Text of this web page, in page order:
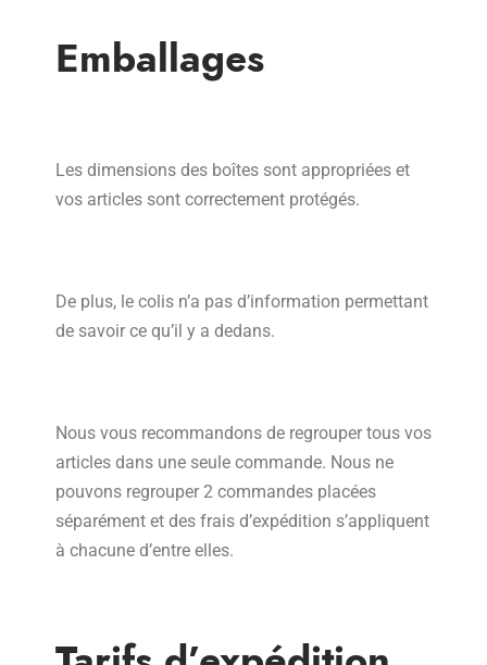
Emballages
Les dimensions des boîtes sont appropriées et
vos articles sont correctement protégés.
De plus, le colis n’a pas d’information permettant
de savoir ce qu’il y a dedans.
Nous vous recommandons de regrouper tous vos
articles dans une seule commande. Nous ne
pouvons regrouper 2 commandes placées
séparément et des frais d’expédition s’appliquent
à chacune d’entre elles.